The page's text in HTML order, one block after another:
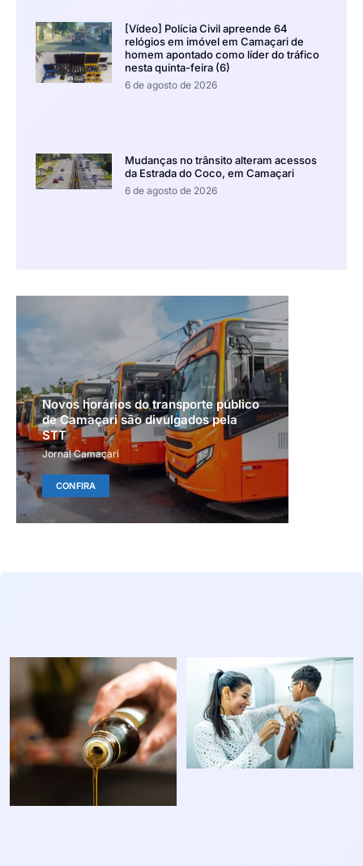
[Vídeo] Polícia Civil apreende 64
relógios em imóvel em Camaçari de
homem apontado como líder do tráfico
nesta quinta-feira (6)
6 de agosto de 2026
Mudanças no trânsito alteram acessos
da Estrada do Coco, em Camaçari
6 de agosto de 2026
Novos horários do transporte público
de Camaçari são divulgados pela
STT
Jornal Camaçari
CONFIRA